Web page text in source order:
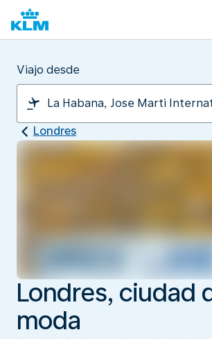
Viajo desde
Londres
Londres, ciudad
moda